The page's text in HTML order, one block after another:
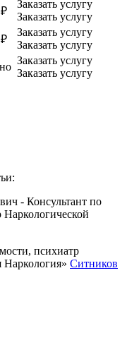
Заказать услугу
Заказать услугу
Заказать услугу
Заказать услугу
Заказать услугу
Заказать услугу
психиатр
Наркология» Ситников